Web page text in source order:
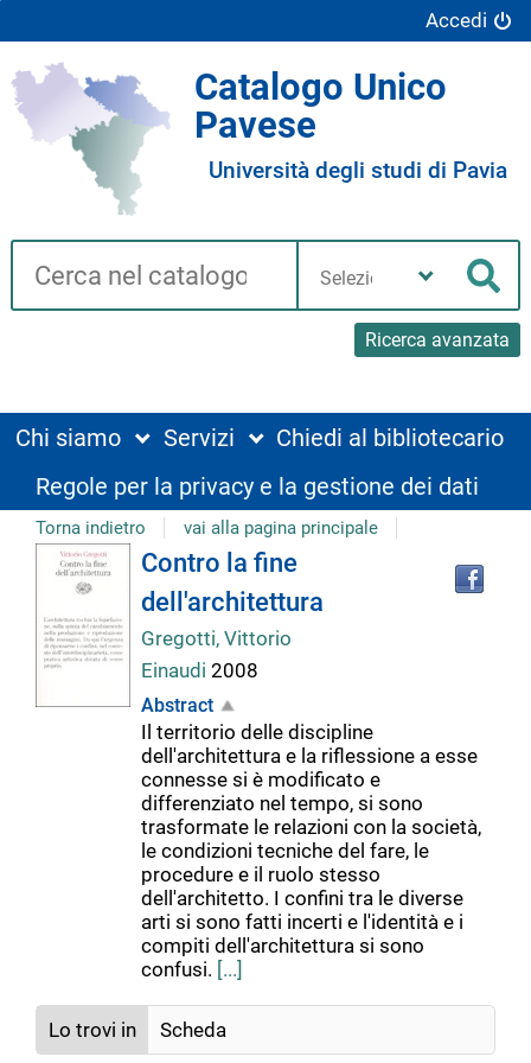
Accedi
Catalogo Unico
Pavese
Università degli studi di Pavia
Cerca su "Catalogo"
Ricerca avanzata
biblioteca
Chi siamo Servizi
Chiedi al bibliotecario
Regole per la privacy e la gestione dei dati
Torna indietro vai alla pagina principale
Dettaglio
del
documento
Contro la fine
dell'architettura
Gregotti, Vittorio
Einaudi 2008
Abstract
Il territorio delle discipline
dell'architettura e la riflessione a esse
connesse si è modificato e
differenziato nel tempo, si sono
trasformate le relazioni con la società,
le condizioni tecniche del fare, le
procedure e il ruolo stesso
dell'architetto. I confini tra le diverse
arti si sono fatti incerti e l'identità e i
compiti dell'architettura si sono
confusi. [...]
Lo trovi in Scheda